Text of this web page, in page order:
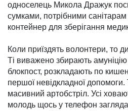
одно­селець Микола Дражук
сумками, потрібними
контейнер для збе­рігання
Коли приїздять волон­тери, то
Ті виважено збирають
блокпост, розкладають по
першої невідкладної
ма­сив­ний артобстріл. Усі
молодь щось у телефон